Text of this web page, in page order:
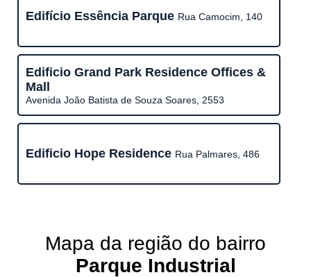
Edifício Essência Parque Rua Camocim, 140
Edificio Grand Park Residence Offices &
Mall
Avenida João Batista de Souza Soares, 2553
Edificio Hope Residence Rua Palmares, 486
Mapa da região do bairro
Parque Industrial